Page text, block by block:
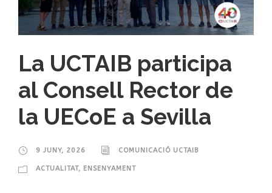
La UCTAIB participa
al Consell Rector de
la UECoE a Sevilla
9 JUNY, 2026 COMUNICACIÓ UCTAIB
ACTUALITAT, ENSENYAMENT